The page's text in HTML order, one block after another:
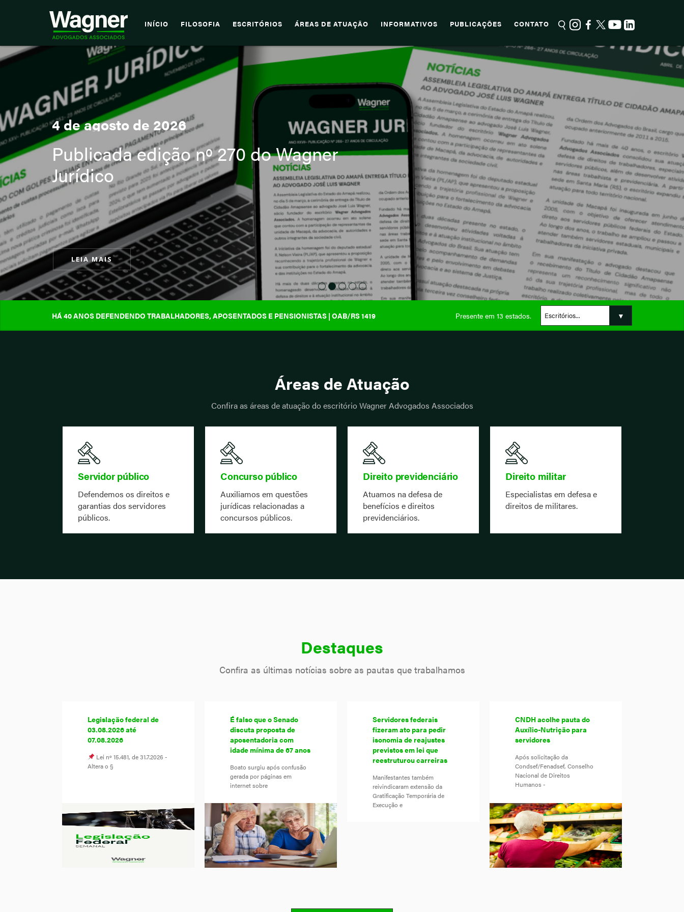
INÍCIO FILOSOFIA ESCRITÓRIOS ÁREAS DE ATUAÇÃO INFORMATIVOS PUBLICAÇÕES CONTATO
HÁ 40 ANOS DEFENDENDO TRABALHADORES, APOSENTADOS E PENSIONISTAS | OAB/RS 1419 Presente em 13 estados.
Áreas de Atuação
Confira as áreas de atuação do escritório Wagner Advogados Associados
Servidor público
Defendemos os direitos e
garantias dos servidores
públicos.
Concurso público
Auxiliamos em questões
jurídicas relacionadas a
concursos públicos.
Direito previdenciário
Atuamos na defesa de
benefícios e direitos
previdenciários.
Direito militar
Especialistas em defesa e
direitos de militares.
Destaques
Confira as últimas notícias sobre as pautas que trabalhamos
Legislação federal de
03.08.2026 até
07.08.2026
Lei nº 15.481, de 31.7.2026 -
Altera o §
É falso que o Senado
discuta proposta de
aposentadoria com
idade mínima de 67 anos
Boato surgiu após confusão
gerada por páginas em
internet sobre
Servidores federais
fizeram ato para pedir
isonomia de reajustes
previstos em lei que
reestruturou carreiras
Manifestantes também
reivindicaram extensão da
Gratificação Temporária de
Execução e
CNDH acolhe pauta do
Auxílio-Nutrição para
servidores
Após solicitação da
Condsef/Fenadsef, Conselho
Nacional de Direitos
Humanos -